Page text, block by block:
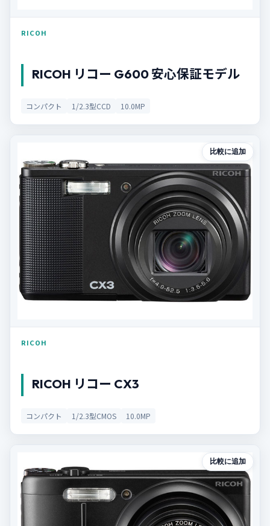
RICOH
RICOH リコー G600 安心保証モデル
コンパクト 1/2.3型CCD 10.0MP
比較に追加
RICOH
RICOH リコー CX3
コンパクト 1/2.3型CMOS 10.0MP
比較に追加